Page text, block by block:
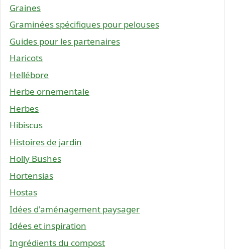
Graines
Graminées spécifiques pour pelouses
Guides pour les partenaires
Haricots
Hellébore
Herbe ornementale
Herbes
Hibiscus
Histoires de jardin
Holly Bushes
Hortensias
Hostas
Idées d'aménagement paysager
Idées et inspiration
Ingrédients du compost